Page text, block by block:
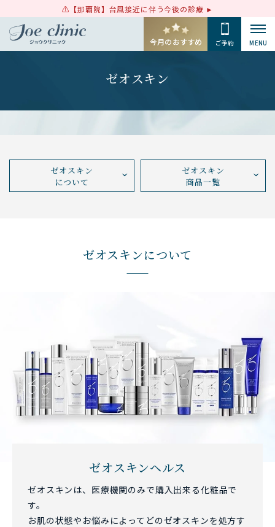
【那覇院】台風接近に伴う今後の診療
今月のおすすめ ご予約 MENU
ゼオスキン
ゼオスキン
について
ゼオスキン
商品一覧
ゼオスキンについて
ゼオスキンヘルス
ゼオスキンは、医療機関のみで購入出来る化粧品で
す。
お肌の状態やお悩みによってどのゼオスキンを処方す